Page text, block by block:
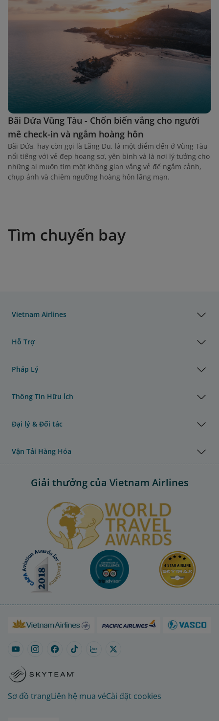
Bãi Dứa Vũng Tàu - Chốn biển vắng cho người
mê check-in và ngắm hoàng hôn
Bãi Dứa, hay còn gọi là Lãng Du, là một điểm đến ở Vũng Tàu
nổi tiếng với vẻ đẹp hoang sơ, yên bình và là nơi lý tưởng cho
những ai muốn tìm một không gian vắng vẻ để ngắm cảnh,
chụp ảnh và chiêm ngưỡng hoàng hôn lãng mạn.
Tìm chuyến bay
Vietnam Airlines
Hỗ Trợ
Pháp Lý
Thông Tin Hữu Ích
Đại lý & Đối tác
Vận Tải Hàng Hóa
Giải thưởng của Vietnam Airlines
Sơ đồ trangLiên hệ mua véCài đặt cookies